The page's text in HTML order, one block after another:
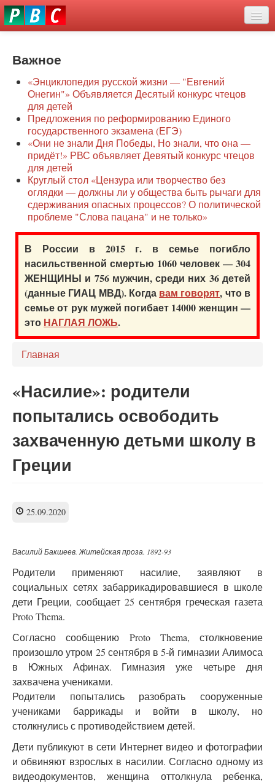
Перейти
к
О нас
Защита семей
Образование
Наше сопротивление
Регионы
Видео
Важное
«Энциклопедия русской жизни — "Евгений
Онегин"» Объявляется Десятый конкурс чтецов
для детей
Предложения по реформированию Единого
государственного экзамена (ЕГЭ)
«Они не знали Дня Победы, Но знали, что она —
придёт!» РВС объявляет Девятый конкурс чтецов
для детей
Круглый стол «Цензура или творчество без
оглядки — должны ли у общества быть рычаги для
сдерживания опасных процессов? О политической
проблеме "Слова пацана" и не только»
В России в 2015 г. в семье погибло
насильственной смертью 1060 человек — 304
ЖЕНЩИНЫ и 756 мужчин, среди них 36 детей
(данные ГИАЦ МВД). Когда вам говорят, что в
семье от рук мужей погибает 14000 женщин —
это НАГЛАЯ ЛОЖЬ.
Главная
«Насилие»: родители
попытались освободить
захваченную детьми школу в
Греции
25.09.2020
Василий Бакшеев. Житейская проза. 1892-93
Родители применяют насилие, заявляют в
социальных сетях забаррикадировавшиеся в школе
дети Греции, сообщает 25 сентября греческая газета
Proto Thema.
Согласно сообщению Proto Thema, столкновение
произошло утром 25 сентября в 5-й гимназии Алимоса
в Южных Афинах. Гимназия уже четыре дня
захвачена учениками.
Родители попытались разобрать сооруженные
учениками баррикады и войти в школу, но
столкнулись с противодействием детей.
Дети публикуют в сети Интернет видео и фотографии
и обвиняют взрослых в насилии. Согласно одному из
видеодокументов, женщина оттолкнула ребенка,